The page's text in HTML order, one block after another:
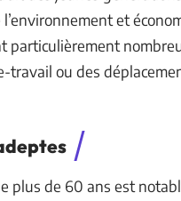
et
particulièrement
travail ou des
plus de 60 ans est